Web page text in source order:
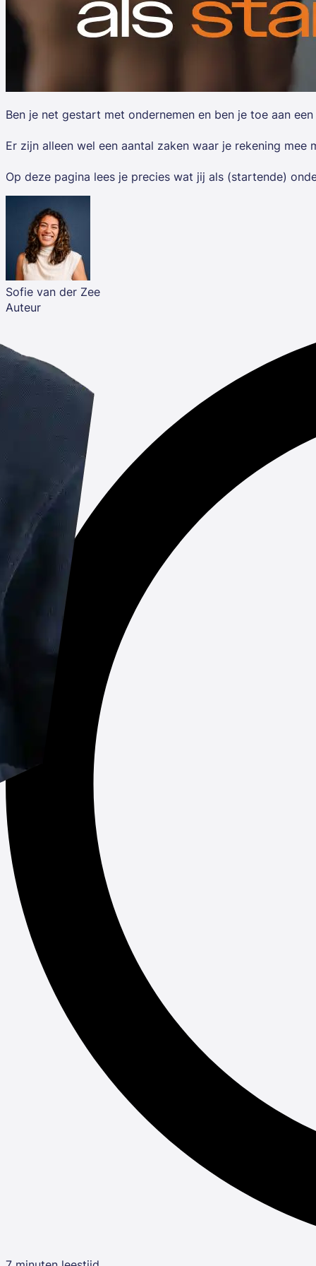
Ben je net gestart met ondernemen en ben je toe aan
Er zijn alleen wel een aantal zaken waar je rekening
Op deze pagina lees je precies wat jij als (startende)
Sofie van der Zee
Auteur